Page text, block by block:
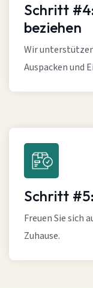
Schritt
beziehen
Wir
Auspacken und
Schritt
Freuen Sie sich
Zuhause.